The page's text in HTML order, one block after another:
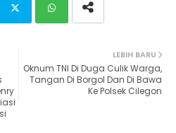
ats
LEBIH BARU
Oknum TNI Di Duga Culik Warga,
Tangan Di Borgol Dan Di Bawa
Ke Polsek Cilegon